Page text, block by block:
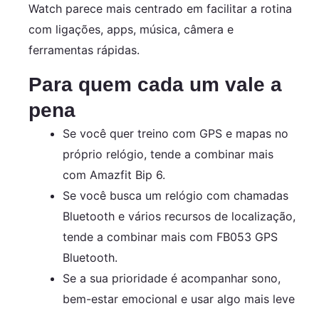
Watch parece mais centrado em facilitar a rotina
com ligações, apps, música, câmera e
ferramentas rápidas.
Para quem cada um vale a
pena
Se você quer treino com GPS e mapas no
próprio relógio, tende a combinar mais
com Amazfit Bip 6.
Se você busca um relógio com chamadas
Bluetooth e vários recursos de localização,
tende a combinar mais com FB053 GPS
Bluetooth.
Se a sua prioridade é acompanhar sono,
bem-estar emocional e usar algo mais leve